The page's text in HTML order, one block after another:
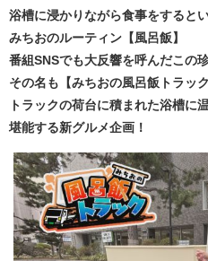
浴槽に浸かりながら食事をすると
みちおのルーティン【風呂飯】
番組SNSでも大反響を呼んだこの
その名も【みちおの風呂飯トラック
トラックの荷台に積まれた浴槽に
堪能する新グルメ企画！